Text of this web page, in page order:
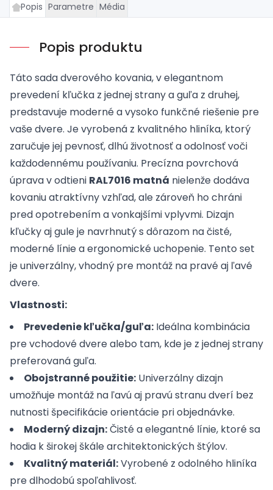
Popis Parametre Média
Popis produktu
Táto sada dverového kovania, v elegantnom
prevedení kľučka z jednej strany a guľa z druhej,
predstavuje moderné a vysoko funkčné riešenie pre
vaše dvere. Je vyrobená z kvalitného hliníka, ktorý
zaručuje jej pevnosť, dlhú životnosť a odolnosť voči
každodennému používaniu. Precízna povrchová
úprava v odtieni RAL7016 matná nielenže dodáva
kovaniu atraktívny vzhľad, ale zároveň ho chráni
pred opotrebením a vonkajšími vplyvmi. Dizajn
kľučky aj gule je navrhnutý s dôrazom na čisté,
moderné línie a ergonomické uchopenie. Tento set
je univerzálny, vhodný pre montáž na pravé aj ľavé
dvere.
Vlastnosti:
Prevedenie kľučka/guľa: Ideálna kombinácia
pre vchodové dvere alebo tam, kde je z jednej strany
preferovaná guľa.
Obojstranné použitie: Univerzálny dizajn
umožňuje montáž na ľavú aj pravú stranu dverí bez
nutnosti špecifikácie orientácie pri objednávke.
Moderný dizajn:Čisté a elegantné línie, ktoré sa
hodia k širokej škále architektonických štýlov.
Kvalitný materiál:Vyrobené z odolného hliníka
pre dlhodobú spoľahlivosť.